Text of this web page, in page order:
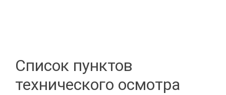
Список пунктов
технического осмотра